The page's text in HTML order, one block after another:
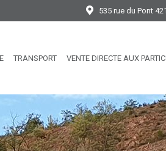
535 rue du Pont
TRANSPORT VENTE DIRECTE AUX